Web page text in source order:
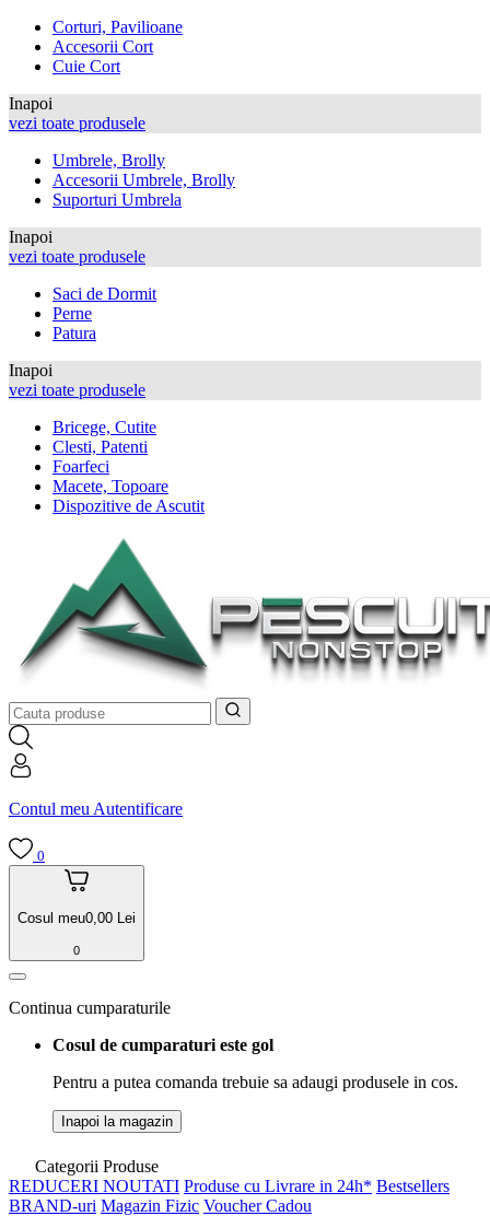
Corturi, Pavilioane
Accesorii Cort
Cuie Cort
Inapoi
vezi toate produsele
Umbrele, Brolly
Accesorii Umbrele, Brolly
Suporturi Umbrela
Inapoi
vezi toate produsele
Saci de Dormit
Perne
Patura
Inapoi
vezi toate produsele
Bricege, Cutite
Clesti, Patenti
Foarfeci
Macete, Topoare
Dispozitive de Ascutit
Contul meu Autentificare
0
Cosul meu0,00 Lei
0
Continua cumparaturile
Cosul de cumparaturi este gol
Pentru a putea comanda trebuie sa adaugi produsele in cos.
Inapoi la magazin
Categorii Produse
REDUCERI NOUTATI Produse cu Livrare in 24h* Bestsellers
BRAND-uri Magazin Fizic Voucher Cadou